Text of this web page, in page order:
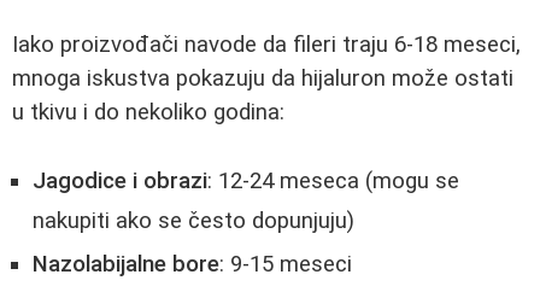
Iako proizvođači navode da fileri traju 6-18 meseci,
mnoga iskustva pokazuju da hijaluron može ostati
u tkivu i do nekoliko godina:
Jagodice i obrazi: 12-24 meseca (mogu se
nakupiti ako se često dopunjuju)
Nazolabijalne bore: 9-15 meseci